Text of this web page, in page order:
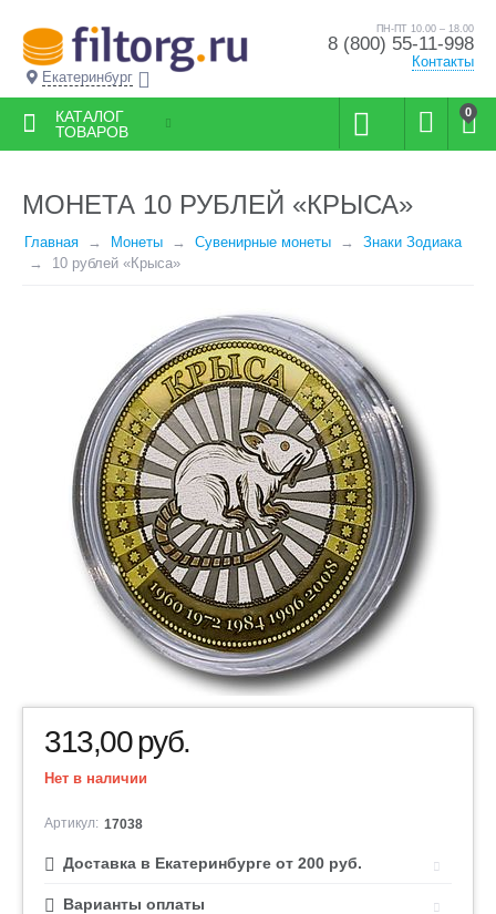
Екатеринбург
ПН-ПТ 10.00 – 18.00
8 (800) 55-11-998
Контакты
0
КАТАЛОГ
ТОВАРОВ
МОНЕТА 10 РУБЛЕЙ «КРЫСА»
Главная Монеты Сувенирные монеты
Знаки Зодиака
10 рублей «Крыса»
313,00руб.
Нет в наличии
Артикул: 17038
Доставка в Екатеринбурге от 200 руб.
Варианты оплаты